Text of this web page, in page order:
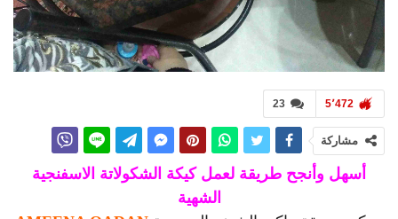
23 5٬472
مشاركة
أسهل وأنجح طريقة لعمل كيكة الشكولاتة الاسفنجية
الشهية